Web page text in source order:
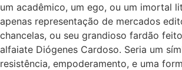
um acadêmico, um ego, ou um imortal
apenas representação de mercados
chancelas, ou seu grandioso fardão
alfaiate Diógenes Cardoso. Seria um
resistência, empoderamento, e uma